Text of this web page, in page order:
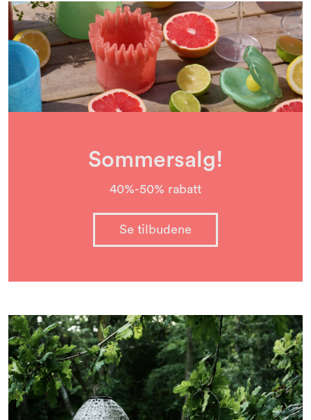
Sommersalg!
40%-50% rabatt
Se tilbudene